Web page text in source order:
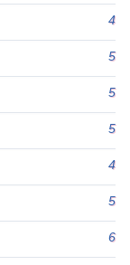
4
5
5
5
4
5
6